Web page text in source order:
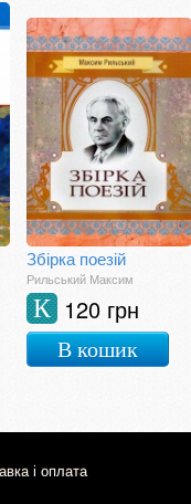
Збірка поезій
Рильський Максим
120 грн
К
В кошик
і оплата